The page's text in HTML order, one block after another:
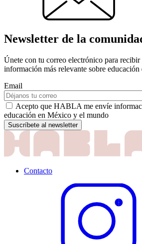
Newsletter de la
Únete con tu correo electrónico para recibir
información más relevante sobre
Email
Acepto que HABLA me envíe
educación en México y el mundo
Contacto